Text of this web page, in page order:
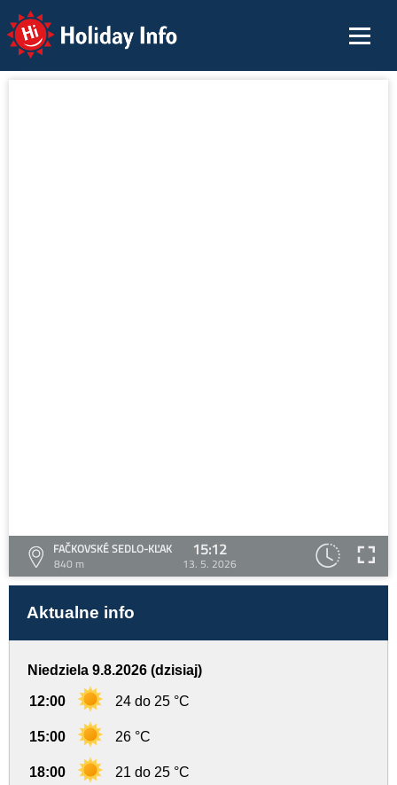
Holiday Info
FAČKOVSKÉ SEDLO-KĽAK
840 m
15:12
13. 5. 2026
Aktualne info
Niedziela 9.8.2026 (dzisiaj)
12:00 24 do 25 °C
15:00 26 °C
18:00 21 do 25 °C